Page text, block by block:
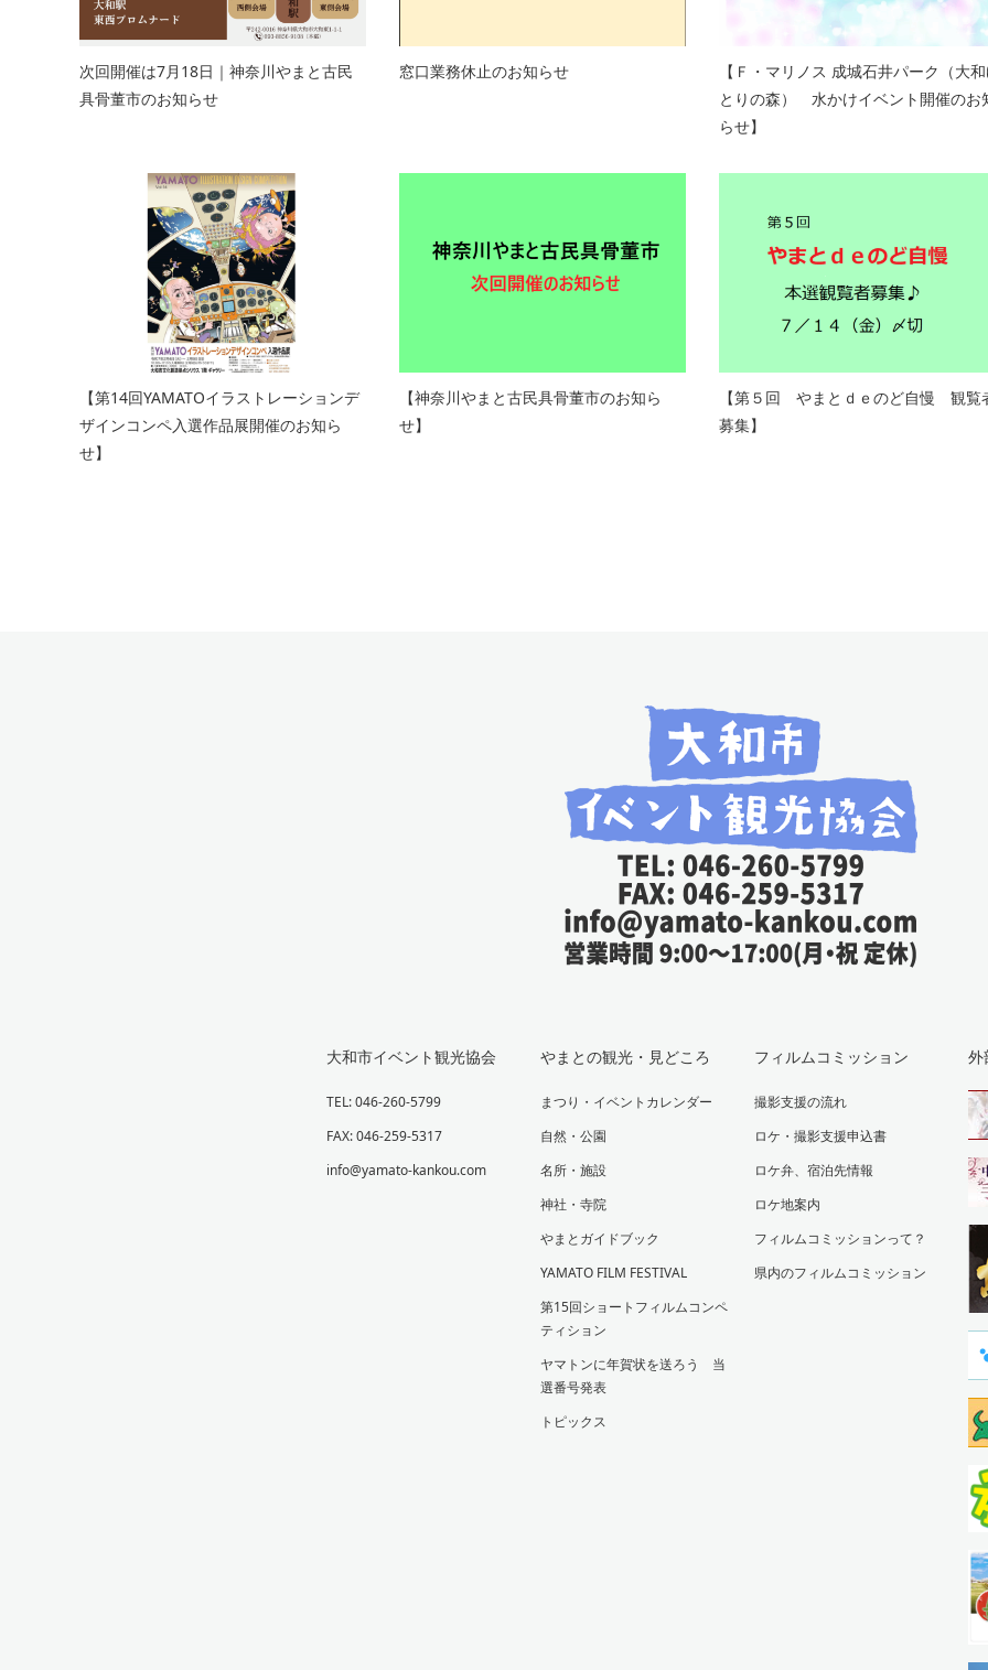
次回開催は7月18日｜神奈川やまと古民
具骨董市のお知らせ
窓口業務休止のお知らせ
【Ｆ・マリノス 成城石井パーク（大
とりの森） 水かけイベント開催のお
らせ】
【第14回YAMATOイラストレーションデ
ザインコンペ入選作品展開催のお知ら
せ】
【神奈川やまと古民具骨董市のお知ら
せ】
【第５回 やまとｄｅのど自慢 観覧
募集】
大和市イベント観光協会
TEL: 046-260-5799
FAX: 046-259-5317
info@yamato-kankou.com
やまとの観光・見どころ
まつり・イベントカレンダー
自然・公園
名所・施設
神社・寺院
やまとガイドブック
YAMATO FILM FESTIVAL
第15回ショートフィルムコンペ
ティション
ヤマトンに年賀状を送ろう 当
選番号発表
トピックス
フィルムコミッション
撮影支援の流れ
ロケ・撮影支援申込書
ロケ弁、宿泊先情報
ロケ地案内
フィルムコミッションって？
県内のフィルムコミッション
外